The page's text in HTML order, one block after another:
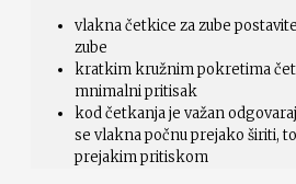
vlakna četkice za zube
zube
kratkim kružnim pokretima
mnimalni pritisak
kod četkanja je važan
se vlakna počnu prejako širiti,
prejakim pritiskom